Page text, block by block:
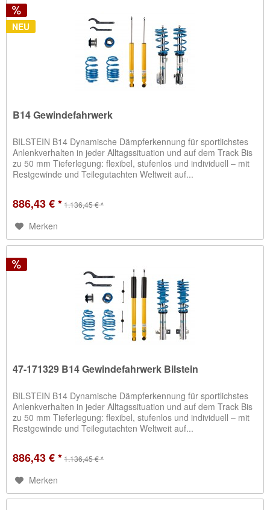
NEU
B14 Gewindefahrwerk
BILSTEIN B14 Dynamische Dämpferkennung für sportlichstes
Anlenkverhalten in jeder Alltagssituation und auf dem Track Bis
zu 50 mm Tieferlegung: flexibel, stufenlos und individuell – mit
Restgewinde und Teilegutachten Weltweit auf...
886,43 € *1.136,45 € *
Merken
47-171329 B14 Gewindefahrwerk Bilstein
BILSTEIN B14 Dynamische Dämpferkennung für sportlichstes
Anlenkverhalten in jeder Alltagssituation und auf dem Track Bis
zu 50 mm Tieferlegung: flexibel, stufenlos und individuell – mit
Restgewinde und Teilegutachten Weltweit auf...
886,43 € *1.136,45 € *
Merken